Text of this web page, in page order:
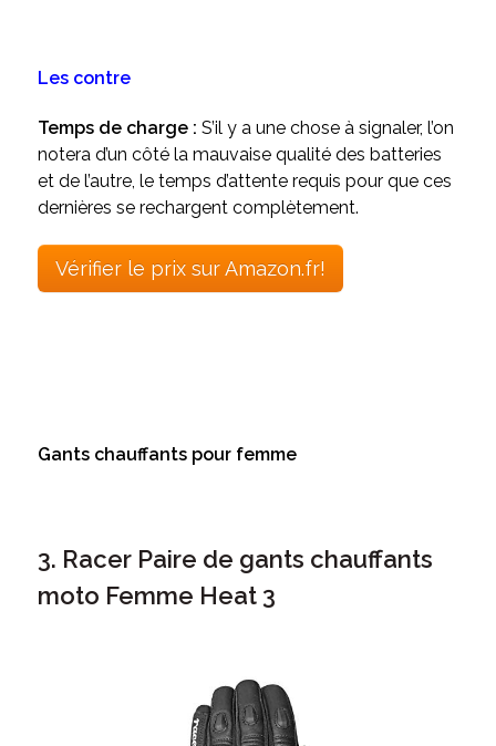
Les contre
Temps de charge : S’il y a une chose à signaler, l’on
notera d’un côté la mauvaise qualité des batteries
et de l’autre, le temps d’attente requis pour que ces
dernières se rechargent complètement.
Vérifier le prix sur Amazon.fr!
Gants chauffants pour femme
3. Racer Paire de gants chauffants
moto Femme Heat 3